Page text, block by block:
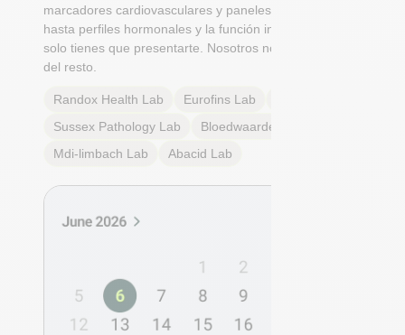
marcadores cardiovasculares y paneles metabólicos
hasta perfiles hormonales y la función inmunológica. Tú
solo tienes que presentarte. Nosotros nos encargamos
del resto.
Randox Health Lab Eurofins Lab
Sussex Pathology Lab Bloedwaardentest
Mdi-limbach Lab Abacid Lab